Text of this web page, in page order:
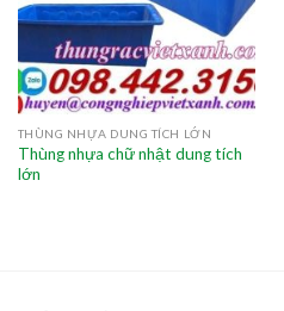
THÙNG NHỰA DUNG TÍCH LỚN
Thùng nhựa chữ nhật dung tích
lớn